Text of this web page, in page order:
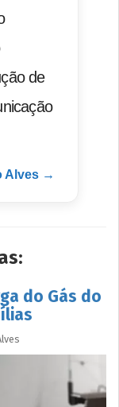
de
Alves →
do Gás do